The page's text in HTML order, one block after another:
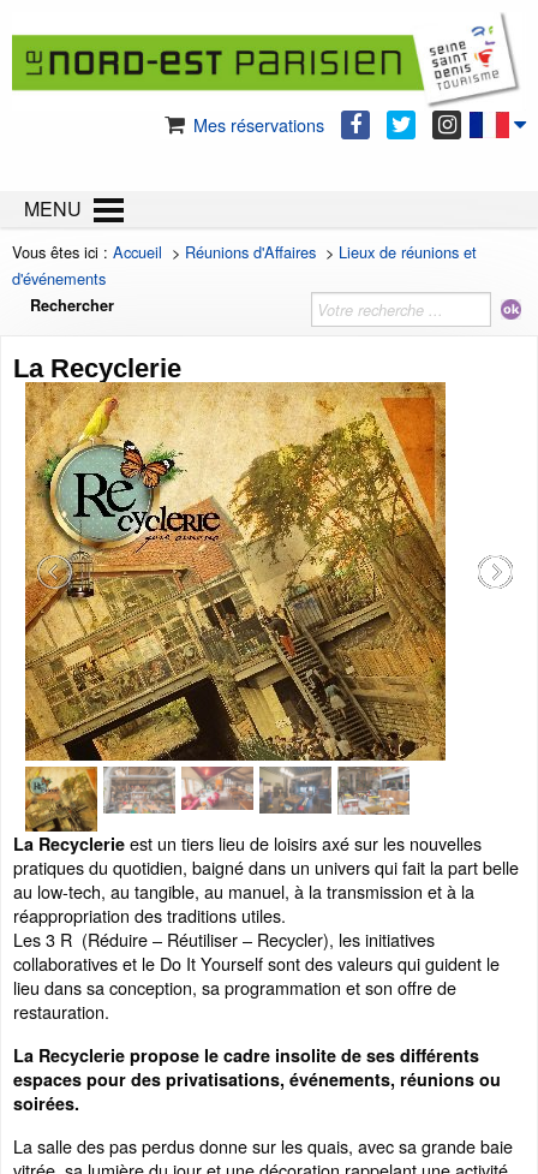
Mes réservations
MENU
Vous êtes ici : Accueil > Réunions d'Affaires > Lieux de réunions et
d'événements
Rechercher
La Recyclerie
La Recyclerie est un tiers lieu de loisirs axé sur les nouvelles
pratiques du quotidien, baigné dans un univers qui fait la part belle
au low-tech, au tangible, au manuel, à la transmission et à la
réappropriation des traditions utiles.
Les 3 R (Réduire – Réutiliser – Recycler), les initiatives
collaboratives et le Do It Yourself sont des valeurs qui guident le
lieu dans sa conception, sa programmation et son offre de
restauration.
La Recyclerie propose le cadre insolite de ses différents
espaces pour des privatisations, événements, réunions ou
soirées.
La salle des pas perdus donne sur les quais, avec sa grande baie